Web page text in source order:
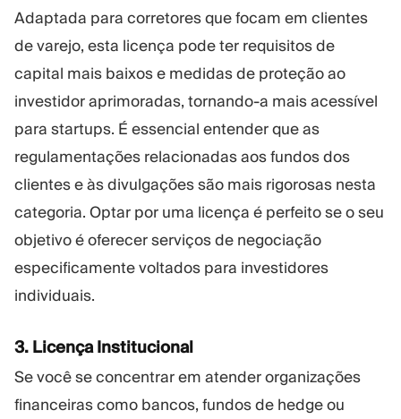
Adaptada para corretores que focam em clientes
de varejo, esta licença pode ter requisitos de
capital mais baixos e medidas de proteção ao
investidor aprimoradas, tornando-a mais acessível
para startups. É essencial entender que as
regulamentações relacionadas aos fundos dos
clientes e às divulgações são mais rigorosas nesta
categoria. Optar por uma licença é perfeito se o seu
objetivo é oferecer serviços de negociação
especificamente voltados para investidores
individuais.
3. Licença Institucional
Se você se concentrar em atender organizações
financeiras como bancos, fundos de hedge ou